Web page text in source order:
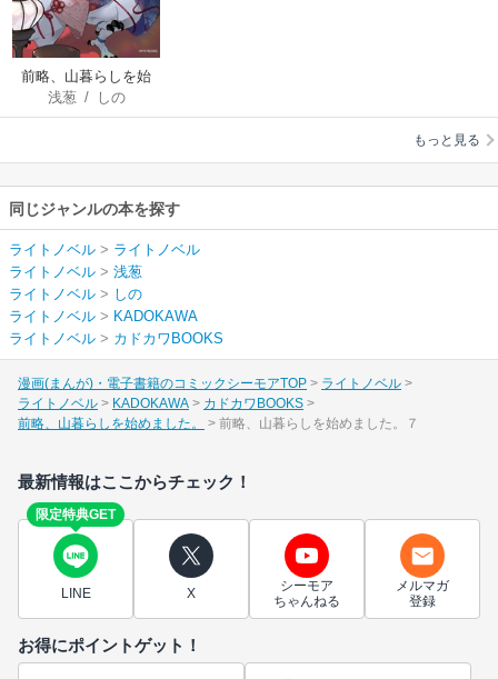
前略、山暮らしを始
めました。
浅葱/ しの
もっと見る
同じジャンルの本を探す
ライトノベル > ライトノベル
ライトノベル > 浅葱
ライトノベル > しの
ライトノベル > KADOKAWA
ライトノベル > カドカワBOOKS
漫画(まんが)・電子書籍のコミックシーモアTOP
ライトノベル
ライトノベル
KADOKAWA
カドカワBOOKS
前略、山暮らしを始めました。
前略、山暮らしを始めました。７
最新情報はここからチェック！
限定特典GET
LINE X
シーモア
ちゃんねる
メルマガ
登録
お得にポイントゲット！